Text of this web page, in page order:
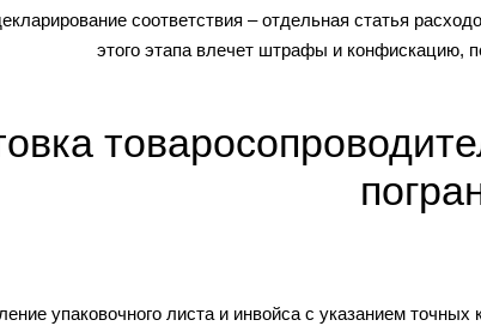
соответствия – отдельная статья
этого этапа влечет штрафы и конфискацию,
упаковочного листа и инвойса с указанием